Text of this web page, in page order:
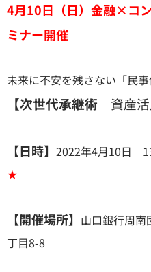
4月10日（日） 金融×コ
ミナー開催
未来に不安を残さない「民
【次世代承継術 資産活
【日時】 2022年4月10日
★
【開催場所】 山口銀行周
丁目8-8